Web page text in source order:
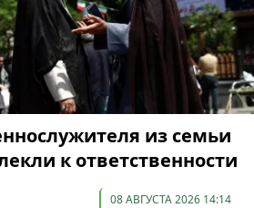
из семьи
к ответственности
08 АВГУСТА 2026 14:14